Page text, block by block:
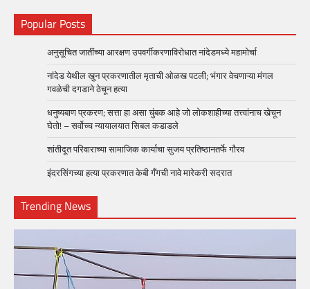
Popular Posts
अनुसूचित जातींच्या आरक्षण उपवर्गीकरणाविरोधात नांदेडमध्ये महामोर्चा
नांदेड येथील खुन प्रकरणातील मृताची ओळख पटली; भंगार वेचणाऱ्या मंगल
गवळेची दगडाने ठेचून हत्या
धनुष्यबाण प्रकरण; सत्ता हा असा चुंबक आहे जो लोकशाहीच्या तत्त्वांनाच खेचून
घेतो! – सर्वोच्च न्यायालयात सिबल कडाडले
शांतीदूत परिवाराच्या सामाजिक कार्याचा सुजय प्रतिष्ठानतर्फे गौरव
इंदरसिंगच्या हत्या प्रकरणात केबी गँगची नावे मारेकरी सदरात
Trending News